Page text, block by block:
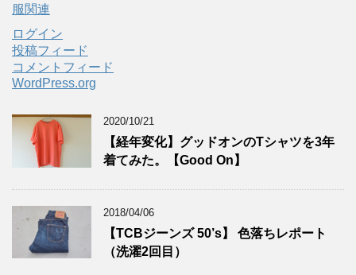
服関連
ログイン
投稿フィード
コメントフィード
WordPress.org
2020/10/21
【経年変化】グッドオンのTシャツを3年
着てみた。【Good On】
2018/04/06
【TCBジーンズ 50’s】 色落ちレポート
（洗濯2回目）